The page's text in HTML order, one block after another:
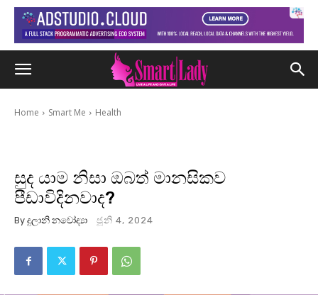
Home Smart Me Health
සුද යාම නිසා ඔබත් මානසිකව
පීඩාවිදිනවාද?
By දුලානි නවෝද්‍යා ජූනි 4, 2024